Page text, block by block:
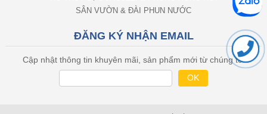
SÂN VƯỜN & ĐÀI PHUN NƯỚC
ĐĂNG KÝ NHẬN EMAIL
Cập nhật thông tin khuyên mãi, sản phẩm mới từ chúng tôi